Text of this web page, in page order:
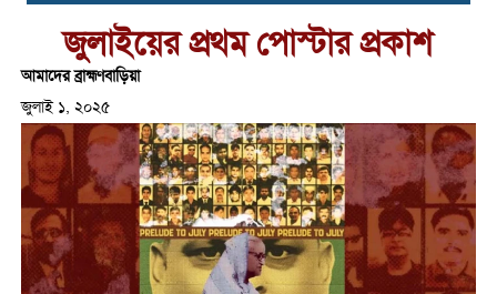
জুলাইয়ের প্রথম পোস্টার প্রকাশ
আমাদের ব্রাহ্মণবাড়িয়া
জুলাই ১, ২০২৫